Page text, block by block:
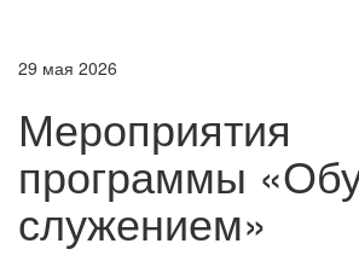
29 мая 2026
Мероприятия
программы
служением»